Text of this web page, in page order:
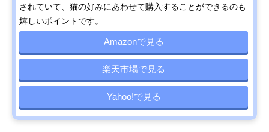
されていて、猫の好みにあわせて購入することができるのも
嬉しいポイントです。
Amazonで見る
楽天市場で見る
Yahoo!で見る